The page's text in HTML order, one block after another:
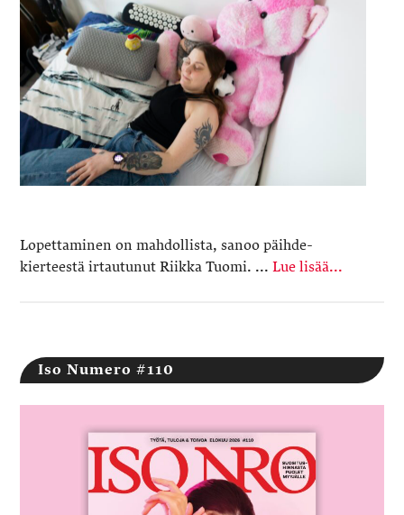
Lopettaminen on mahdollista, sanoo päihde­
kierteestä irtautunut Riikka Tuomi. ...Lue lisää...
Iso Numero #110